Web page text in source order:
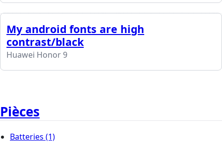
My android fonts are high
contrast/black
Huawei Honor 9
Pièces
Batteries (1)